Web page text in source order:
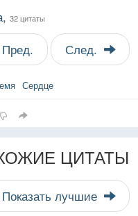
32 цитаты
Пред. След.
Сердце
ЦИТАТЫ
Показать лучшие